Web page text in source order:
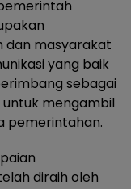
dan masyarakat
yang baik
sebagai
mengambil
pemerintahan.
diraih oleh